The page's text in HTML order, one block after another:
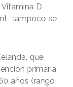
D
tampoco se
que
primaria
años (rango